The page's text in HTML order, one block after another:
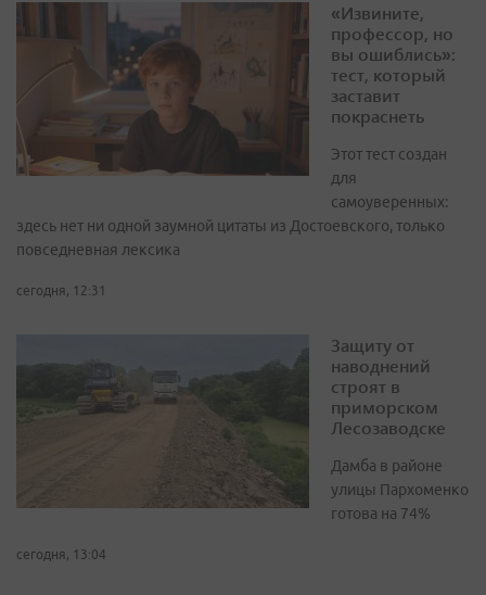
«Извините,
профессор, но
вы ошиблись»:
тест, который
заставит
покраснеть
Этот тест создан
для
самоуверенных:
здесь нет ни одной заумной цитаты из Достоевского, только
повседневная лексика
сегодня, 12:31
Защиту от
наводнений
строят в
приморском
Лесозаводске
Дамба в районе
улицы Пархоменко
готова на 74%
сегодня, 13:04